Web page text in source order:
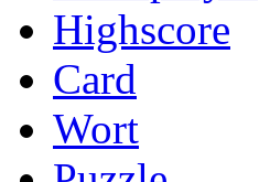
Highscore
Card
Wort